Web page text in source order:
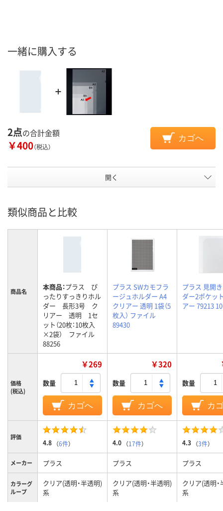
一緒に購入する
2点の合計金額
￥400（税込）
カゴへ
開く
類似商品と比較
商品名 本商品：プラス ぴ
ったりすっきりホル
ダー 長形3号 ク
リアー 透明 1セ
ット（20枚：10枚入
×2袋） ファイル
88256
プラス SWカモフラ
ージュホルダー A4
クリアー 透明 1袋（5
枚入） ファイル
89430
プラス 見開
ダー2ポケッ
アー 79213
価格
(税込)
￥269
数量
カゴへ
￥320
数量
カゴへ
数量
カ
評価
4.8 （6件） 4.0 （17件） 4.3 （3件）
メーカー プラス プラス プラス
カラーグ
ループ
クリア(透明・半透明)
系
クリア(透明・半透明)
系
クリア(透明
系